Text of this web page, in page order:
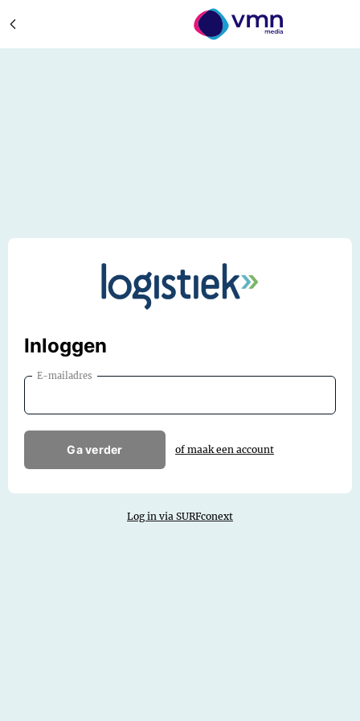
Inloggen
E-mailadres
Ga verder of maak een account
Log in via SURFconext